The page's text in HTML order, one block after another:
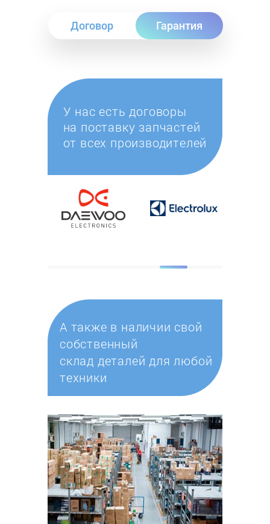
Договор Гарантия
У нас есть договоры
на поставку запчастей
от всех производителей
А также в наличии свой
собственный
склад деталей для любой
техники